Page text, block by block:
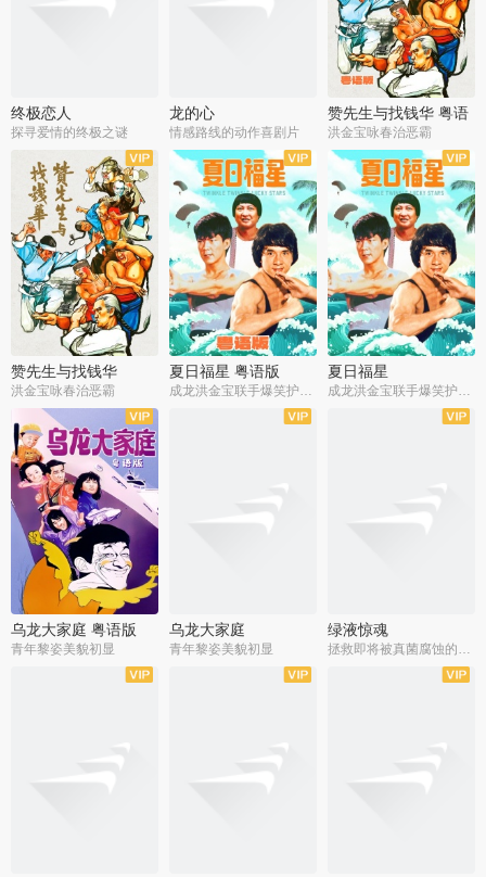
终极恋人
探寻爱情的终极之谜
龙的心
情感路线的动作喜剧片
赞先生与找钱华 粤语
版
洪金宝咏春治恶霸
赞先生与找钱华
洪金宝咏春治恶霸
夏日福星 粤语版
成龙洪金宝联手爆笑护美女
夏日福星
成龙洪金宝联手爆笑护美女
乌龙大家庭 粤语版
青年黎姿美貌初显
乌龙大家庭
青年黎姿美貌初显
绿液惊魂
拯救即将被真菌腐蚀的世界